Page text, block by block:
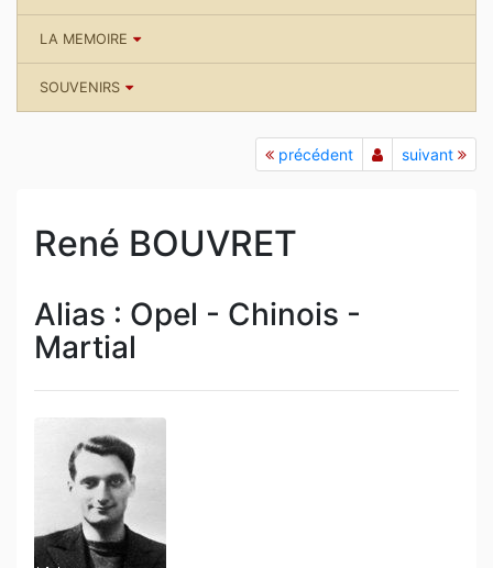
LA MEMOIRE
SOUVENIRS
précédent suivant
René BOUVRET
Alias : Opel - Chinois -
Martial